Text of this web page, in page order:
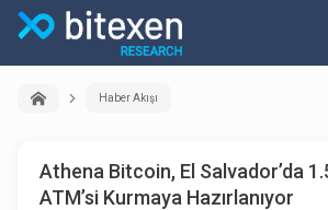
Haber Akışı
Athena Bitcoin, El Salvador’da
ATM’si Kurmaya Hazırlanıyor